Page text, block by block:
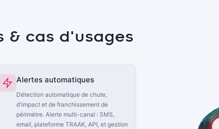
& cas d'usages
Alertes automatiques
Détection automatique de chute,
d'impact et de franchissement de
périmètre. Alerte multi-canal : SMS,
email, plateforme TRAAK, API, et gestion